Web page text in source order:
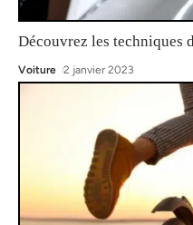
Découvrez les techniques
Voiture 2 janvier 2023